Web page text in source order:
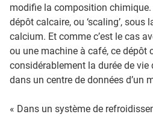
modifie la composition
dépôt calcaire, ou ‘scaling’, sous
calcium. Et comme c’est le cas
ou une machine à café, ce dépôt
considérablement la durée de
dans un centre de données d’un
« Dans un système de